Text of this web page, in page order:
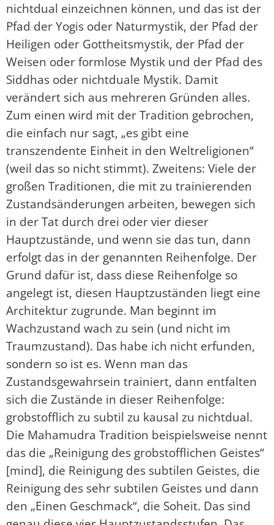
nichtdual einzeichnen können, und das ist der
Pfad der Yogis oder Naturmystik, der Pfad der
Heiligen oder Gottheitsmystik, der Pfad der
Weisen oder formlose Mystik und der Pfad des
Siddhas oder nichtduale Mystik. Damit
verändert sich aus mehreren Gründen alles.
Zum einen wird mit der Tradition gebrochen,
die einfach nur sagt, „es gibt eine
transzendente Einheit in den Weltreligionen“
(weil das so nicht stimmt). Zweitens: Viele der
großen Traditionen, die mit zu trainierenden
Zustandsänderungen arbeiten, bewegen sich
in der Tat durch drei oder vier dieser
Hauptzustände, und wenn sie das tun, dann
erfolgt das in der genannten Reihenfolge. Der
Grund dafür ist, dass diese Reihenfolge so
angelegt ist, diesen Hauptzuständen liegt eine
Architektur zugrunde. Man beginnt im
Wachzustand wach zu sein (und nicht im
Traumzustand). Das habe ich nicht erfunden,
sondern so ist es. Wenn man das
Zustandsgewahrsein trainiert, dann entfalten
sich die Zustände in dieser Reihenfolge:
grobstofflich zu subtil zu kausal zu nichtdual.
Die Mahamudra Tradition beispielsweise nennt
das die „Reinigung des grobstofflichen Geistes“
[mind], die Reinigung des subtilen Geistes, die
Reinigung des sehr subtilen Geistes und dann
den „Einen Geschmack“, die Soheit. Das sind